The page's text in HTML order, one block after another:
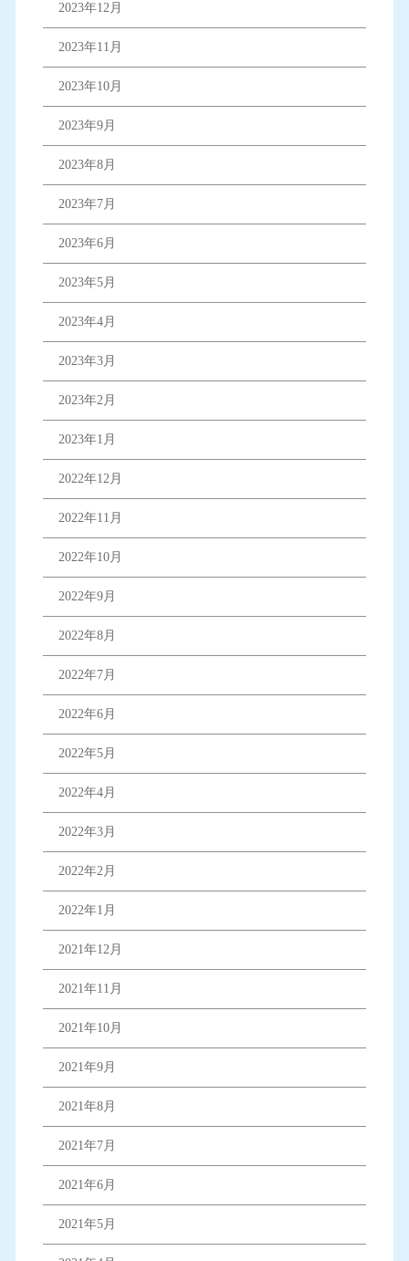
2023年12月
2023年11月
2023年10月
2023年9月
2023年8月
2023年7月
2023年6月
2023年5月
2023年4月
2023年3月
2023年2月
2023年1月
2022年12月
2022年11月
2022年10月
2022年9月
2022年8月
2022年7月
2022年6月
2022年5月
2022年4月
2022年3月
2022年2月
2022年1月
2021年12月
2021年11月
2021年10月
2021年9月
2021年8月
2021年7月
2021年6月
2021年5月